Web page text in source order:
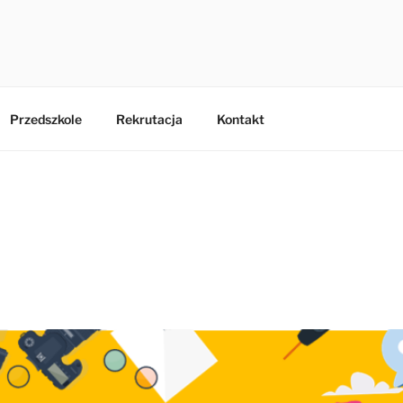
Przedszkole Rekrutacja Kontakt